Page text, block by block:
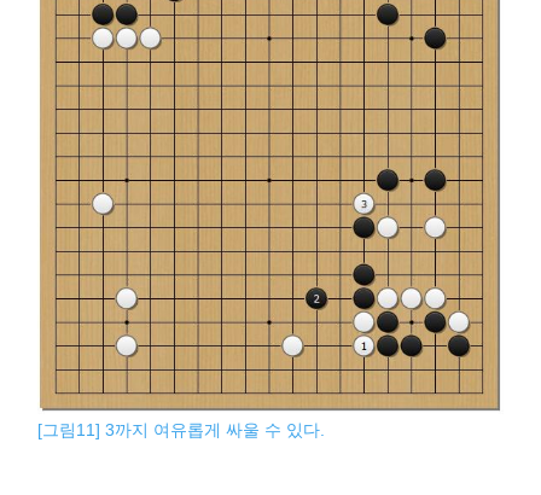
[그림11] 3까지 여유롭게 싸울 수 있다.